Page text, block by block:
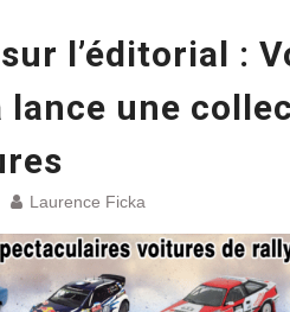
l’éditorial :
lance une
Laurence Ficka